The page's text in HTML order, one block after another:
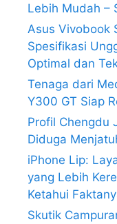
Lebih Mudah –
Asus Vivobook
Spesifikasi
Optimal dan
Tenaga dari
Y300 GT Siap
Profil Chengdu
Diduga
iPhone Lip:
yang Lebih
Ketahui
Skutik